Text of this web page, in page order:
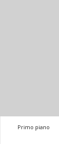
Primo piano